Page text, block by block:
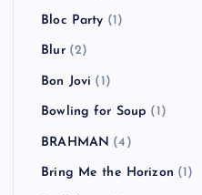
Bloc Party (1)
Blur(2)
Bon Jovi (1)
Bowling for Soup (1)
BRAHMAN (4)
Bring Me the Horizon (1)